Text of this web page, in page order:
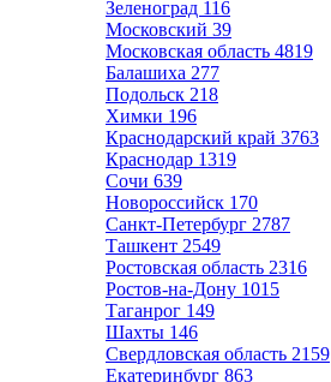
Зеленоград 116
Московский 39
Московская область 4819
Балашиха 277
Подольск 218
Химки 196
Краснодарский край 3763
Краснодар 1319
Сочи 639
Новороссийск 170
Санкт-Петербург 2787
Ташкент 2549
Ростовская область 2316
Ростов-на-Дону 1015
Таганрог 149
Шахты 146
Свердловская область 2159
Екатеринбург 863